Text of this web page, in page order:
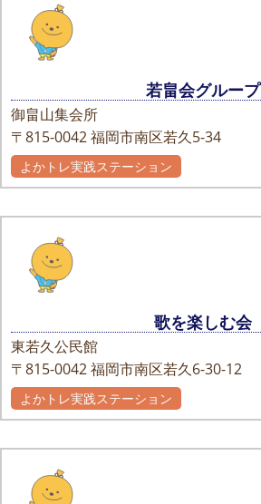
若畠会グループ
御畠山集会所
〒815-0042福岡市南区若久5-34
よかトレ実践ステーション
歌を楽しむ会
東若久公民館
〒815-0042福岡市南区若久6-30-12
よかトレ実践ステーション